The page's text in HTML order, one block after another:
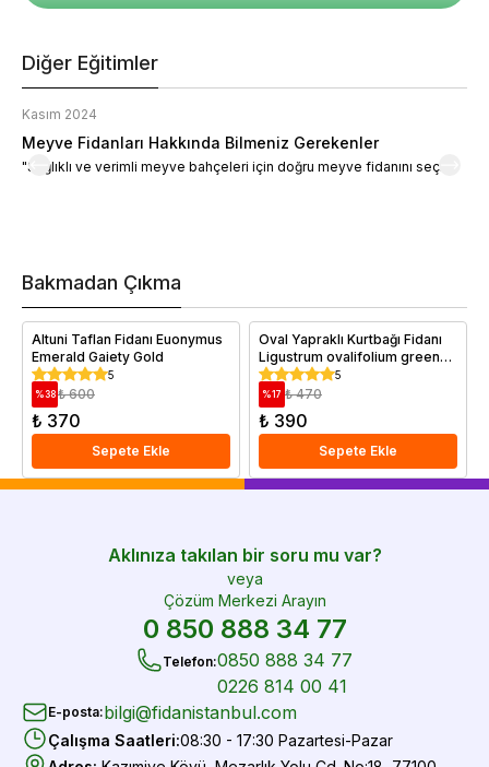
Diğer Eğitimler
Kasım 2024
Meyve Fidanları Hakkında Bilmeniz Gerekenler
"Sağlıklı ve verimli meyve bahçeleri için doğru meyve fidanını seçin."
Bakmadan Çıkma
Altuni Taflan Fidanı Euonymus
Emerald Gaiety Gold
5
%38 ₺ 600
₺ 370
Sepete Ekle
Oval Yapraklı Kurtbağı Fidanı
Ligustrum ovalifolium green
Diamond 80 100 cm Saksıda
5
%17 ₺ 470
₺ 390
Sepete Ekle
Aklınıza takılan bir soru mu var?
veya
Çözüm Merkezi Arayın
0 850 888 34 77
Telefon:0850 888 34 77
0226 814 00 41
E-posta:bilgi@fidanistanbul.com
Çalışma Saatleri:08:30 - 17:30 Pazartesi-Pazar